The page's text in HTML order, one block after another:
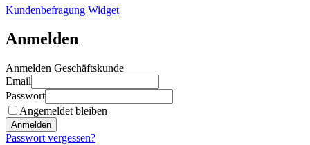
Kundenbefragung Widget
Anmelden
Anmelden Geschäftskunde
Email
Passwort
Angemeldet bleiben
Anmelden
Passwort vergessen?